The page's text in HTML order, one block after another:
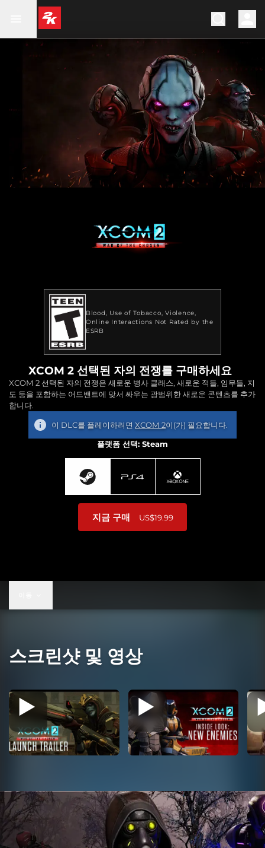
Blood Use of Tobacco Violence
Online Interactions Not Rated by the
ESRB
XCOM 2 선택된 자의 전쟁를 구매하세요
XCOM 2 선택된 자의 전쟁은 새로운 병사 클래스, 새로운 적들, 임무들, 지
도 등을 포함하는 어드밴트에 맞서 싸우는 광범위한 새로운 콘텐츠를 추가
합니다.
이 DLC를 플레이하려면 XCOM 2이(가) 필요합니다.
플랫폼 선택: Steam
지금 구매 US$19.99
스크린샷 및 영상